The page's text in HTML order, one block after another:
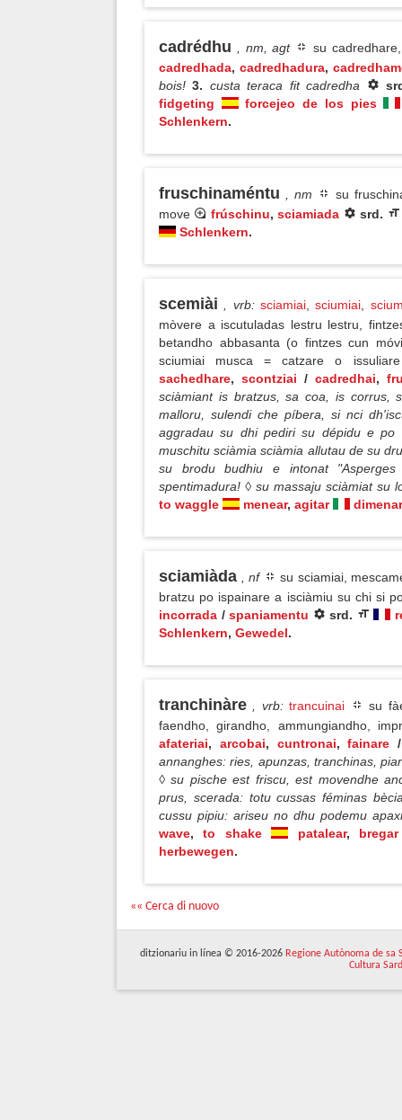
cadrédhu , nm, agt
su
cadredhada,cadredhadura,
bois!3. custa teraca fit cadredha
fidgeting
forcejeo de los pies
Schlenkern.
fruschinaméntu , nm
su
move
frúschinu,sciamiada
srd.
Schlenkern.
scemiài , vrb: sciamiai,sciumiai
mòvere a iscutuladas lestru lestru,
betandho abbasanta (o fintzes cun
sciumiai musca = catzare o
sachedhare,scontziai / cadredhai,
sciàmiant is bratzus, sa coa, is corrus,
malloru, sulendi che píbera, si nci
aggradau su dhi pediri su dépidu e po
muschitu sciàmia sciàmia allutau de su
su brodu budhiu e intonat
spentimadura! ◊ su massaju sciàmiat su
to waggle
menear, agitar
sciamiàda , nf
su sciamiai,
bratzu po ispainare a isciàmiu su chi si
incorrada / spaniamentu srd.
Schlenkern, Gewedel.
tranchinàre , vrb: trancuinai
su
faendho, girandho, ammungiandho,
afateriai, arcobai, cuntronai,fainare /
annanghes: ries, apunzas, tranchinas,
◊ su pische est friscu, est movendhe
prus, scerada: totu cussas féminas
cussu pipiu: ariseu no dhu podemu
wave, to shake patalear,
bregar
herbewegen.
«« Cerca di nuovo
ditzionariu in línea © 2016-2026 Regione Autònoma de sa
Cultura